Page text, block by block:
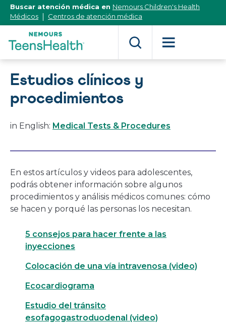
[Skip
Content]
Buscar atención médica en Nemours Children's Health
Médicos
Centros de atención médica
Estudios clínicos y
procedimientos
in English: Medical Tests & Procedures
En estos artículos y videos para adolescentes,
podrás obtener información sobre algunos
procedimientos y análisis médicos comunes: cómo
se hacen y porqué las personas los necesitan.
5 consejos para hacer frente a las
inyecciones
Colocación de una vía intravenosa (video)
Ecocardiograma
Estudio del tránsito
esofagogastroduodenal (video)